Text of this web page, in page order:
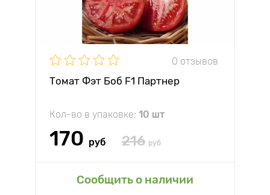
0 отзывов
Томат Фэт Боб F1 Партнер
Кол-во в упаковке: 10 шт
170 руб 216 руб
Сообщить о наличии